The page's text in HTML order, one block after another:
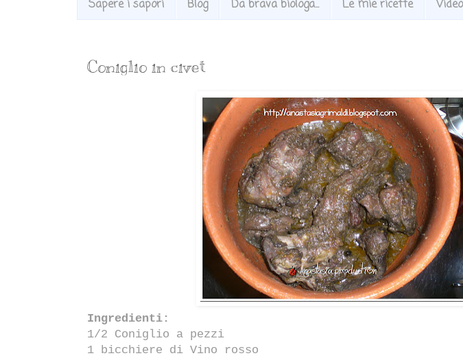
Sapere i sapori Blog Da brava biologa... Le mie ricette
Coniglio in civet
Ingredienti:
1/2 Coniglio a pezzi
1 bicchiere di Vino rosso